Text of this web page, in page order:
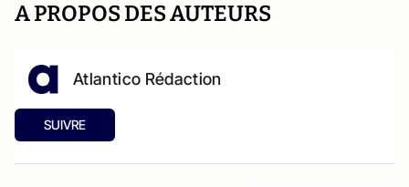
A PROPOS DES AUTEURS
Atlantico Rédaction
SUIVRE